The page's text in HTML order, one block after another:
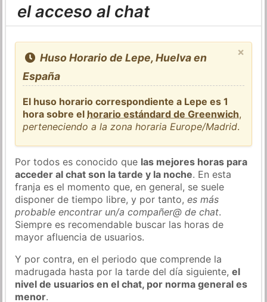
el acceso al chat
×
Huso Horario de Lepe, Huelva en
España
El huso horario correspondiente a Lepe es 1
hora sobre el horario estándard de Greenwich,
perteneciendo a la zona horaria Europe/Madrid.
Por todos es conocido que las mejores horas para
acceder al chat son la tarde y la noche. En esta
franja es el momento que, en general, se suele
disponer de tiempo libre, y por tanto,es más
probable encontrar un/a compañer@ de chat.
Siempre es recomendable buscar las horas de
mayor afluencia de usuarios.
Y por contra, en el periodo que comprende la
madrugada hasta por la tarde del día siguiente,el
nivel de usuarios en el chat, por norma general es
menor.